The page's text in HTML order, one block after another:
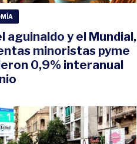
aguinaldo y el Mundial,
minoristas pyme
0,9% interanual